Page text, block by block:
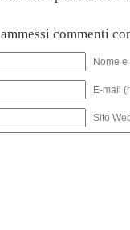
commenti
Nome
E-mail
Sito